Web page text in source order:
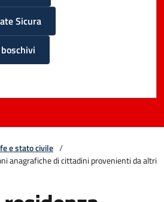
Sicura
e stato civile /
anagrafiche di cittadini provenienti da altri